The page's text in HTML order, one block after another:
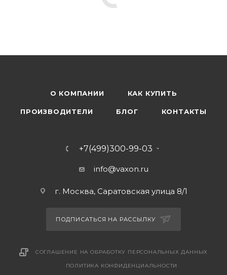
О КОМПАНИИ КАК КУПИТЬ
ПРОИЗВОДИТЕЛИ БЛОГ КОНТАКТЫ
+7(499)300-99-03
info@vaxon.ru
г. Москва, Саратовская улица 8/1
ПОДПИСАТЬСЯ НА РАССЫЛКУ
СОГЛАШЕНИЕ НА ОБРАБОТКУ ПЕРСОНАЛЬНЫХ ДАННЫХ
ПОЛИТИКА КОНФИДЕНЦИАЛЬНОСТИ